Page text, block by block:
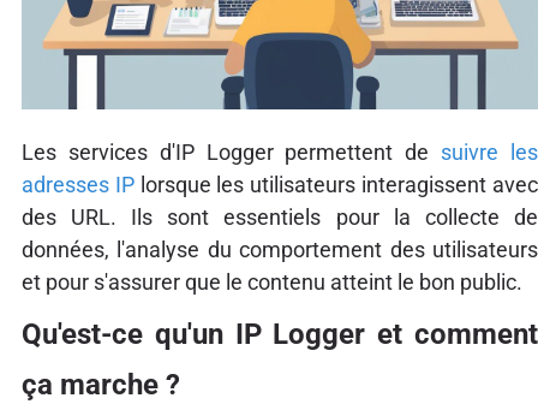
Les services d'IP Logger permettent de suivre les
adresses IPlorsque les utilisateurs interagissent avec
des URL. Ils sont essentiels pour la collecte de
données, l'analyse du comportement des utilisateurs
et pour s'assurer que le contenu atteint le bon public.
Qu'est-ce qu'un IP Logger et comment
ça marche ?